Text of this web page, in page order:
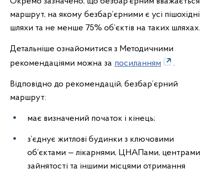
маршрут, на якому безбар’єрними є усі пішохідні
шляхи та не менше 75% об’єктів на таких шляхах.
Детальніше ознайомитися з Методичними
рекомендаціями можна за посиланням .
Відповідно до рекомендацій, безбар’єрний
маршрут:
має визначений початок і кінець;
з’єднує житлові будинки з ключовими
об’єктами — лікарнями, ЦНАПами, центрами
зайнятості та іншими місцями отримання